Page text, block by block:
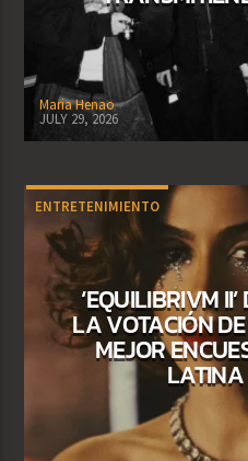
Maria Henao
JULY 29, 2026
ENTRETENIMIENTO
‘EQUILIBRIVM
LA VOTACIÓN
MEJOR